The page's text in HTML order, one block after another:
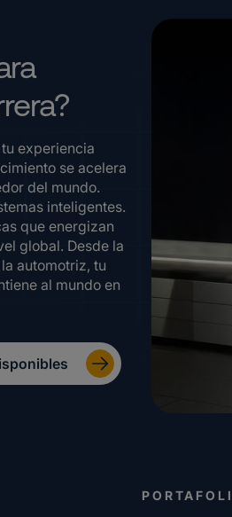
experiencia
se acelera
del mundo.
inteligentes.
que energizan
global. Desde la
automotriz, tu
al mundo en